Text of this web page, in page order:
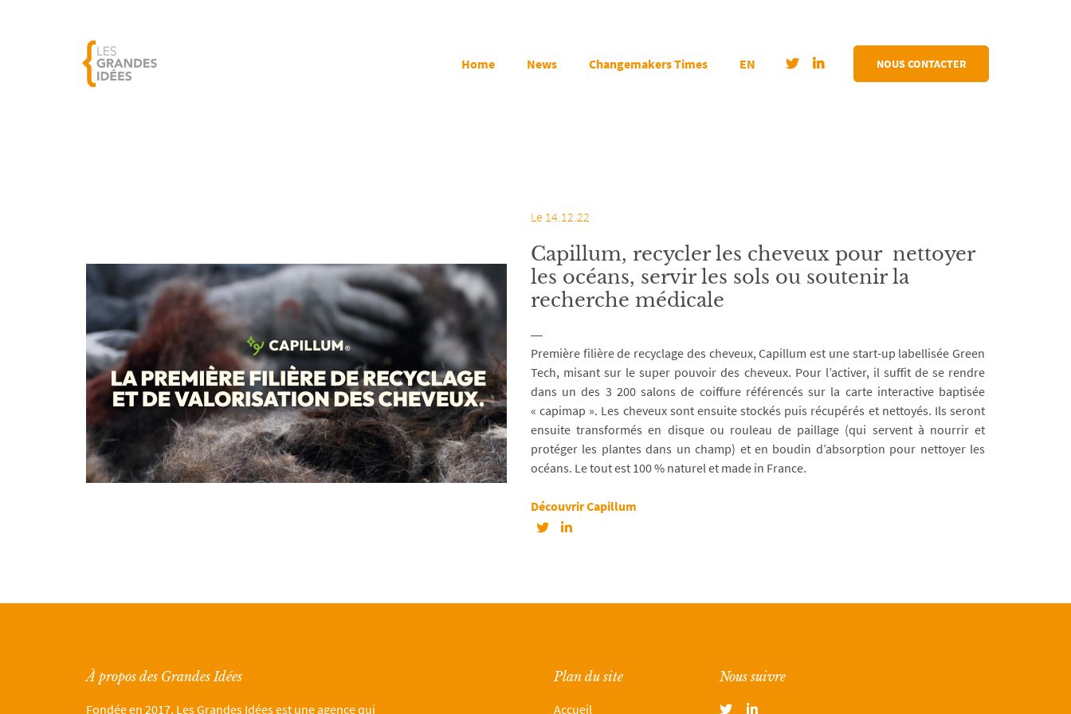
Home News Changemakers Times EN NOUS CONTACTER
Le 14.12.22
Capillum, recycler les cheveux pour nettoyer
les océans, servir les sols ou soutenir la
recherche médicale
Première filière de recyclage des cheveux, Capillum est une start-up labellisée Green
Tech, misant sur le super pouvoir des cheveux. Pour l’activer, il suffit de se rendre
dans un des 3 200 salons de coiffure référencés sur la carte interactive baptisée
« capimap ». Les cheveux sont ensuite stockés puis récupérés et nettoyés. Ils seront
ensuite transformés en disque ou rouleau de paillage (qui servent à nourrir et
protéger les plantes dans un champ) et en boudin d’absorption pour nettoyer les
océans. Le tout est 100 % naturel et made in France.
Découvrir Capillum
À propos des Grandes Idées
Fondée en 2017, Les Grandes Idées est une agence qui
Plan du site
Accueil
Nous suivre